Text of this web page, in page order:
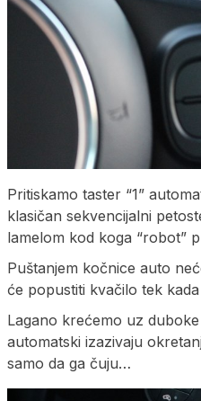
Pritiskamo taster “1”
klasičan sekvencijalni
lamelom kod koga “robot”
Puštanjem kočnice auto
će popustiti kvačilo tek
Lagano krećemo uz
automatski izazivaju
samo da ga čuju…